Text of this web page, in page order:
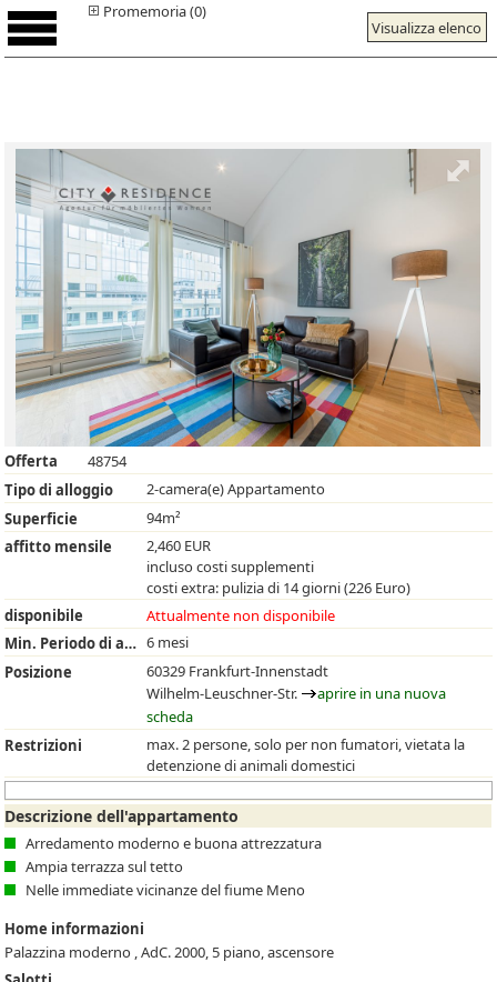
Visualizza elenco
Promemoria (0)
Offerta
48754
Tipo di alloggio
2-camera(e) Appartamento
Superficie
94m²
affitto mensile
2,460 EUR
incluso costi supplementi
costi extra: pulizia di 14 giorni (226 Euro)
disponibile
Attualmente non disponibile
Min. Periodo di affitto 6 mesi
Posizione
60329 Frankfurt-Innenstadt
Wilhelm-Leuschner-Str.
aprire in una nuova
scheda
Restrizioni
max. 2 persone, solo per non fumatori, vietata la
detenzione di animali domestici
Descrizione dell'appartamento
Arredamento moderno e buona attrezzatura
Ampia terrazza sul tetto
Nelle immediate vicinanze del fiume Meno
Home informazioni
Palazzina moderno , AdC. 2000, 5 piano, ascensore